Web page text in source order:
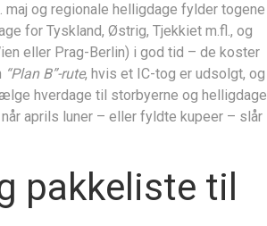
maj og regionale helligdage fylder togene
for Tyskland, Østrig, Tjekkiet m.fl., og
eller Prag-Berlin) i god tid – de koster
“Plan B”-rute, hvis et IC-tog er udsolgt, og
hverdage til storbyerne og helligdage
aprils luner – eller fyldte kupeer – slår
pakkeliste til